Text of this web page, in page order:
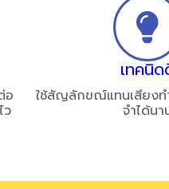
อ
ว
เทคนิ
ใช้สัญลักขณ์แทนเสียงทำ
จำได้นา